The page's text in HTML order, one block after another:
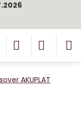
AKUPLAT